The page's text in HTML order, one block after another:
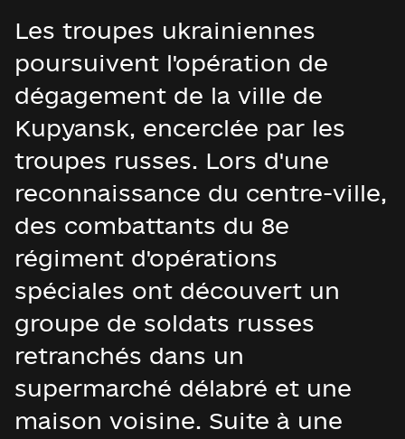
Les troupes ukrainiennes
poursuivent l'opération de
dégagement de la ville de
Kupyansk, encerclée par les
troupes russes. Lors d'une
reconnaissance du centre-ville,
des combattants du 8e
régiment d'opérations
spéciales ont découvert un
groupe de soldats russes
retranchés dans un
supermarché délabré et une
maison voisine. Suite à une